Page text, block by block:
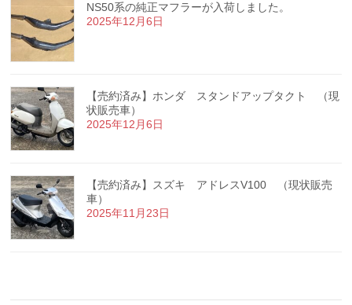
NS50系の純正マフラーが入荷しました。
2025年12月6日
【売約済み】ホンダ スタンドアップタクト （現
状販売車）
2025年12月6日
【売約済み】スズキ アドレスV100 （現状販売
車）
2025年11月23日